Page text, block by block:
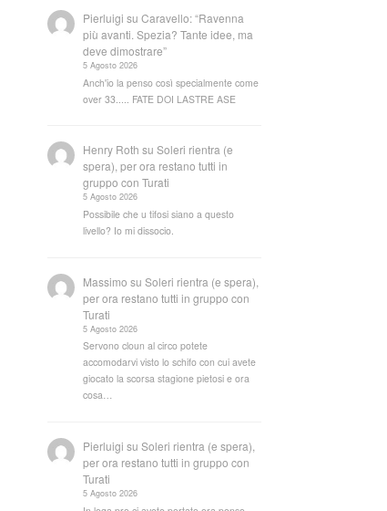
Pierluigi suCaravello: “Ravenna
più avanti. Spezia? Tante idee, ma
deve dimostrare”
5 Agosto 2026
Anch'io la penso così specialmente come
over 33..... FATE DOI LASTRE ASE
Henry Roth suSoleri rientra (e
spera), per ora restano tutti in
gruppo con Turati
5 Agosto 2026
Possibile che u tifosi siano a questo
livello? Io mi dissocio.
Massimo suSoleri rientra (e spera),
per ora restano tutti in gruppo con
Turati
5 Agosto 2026
Servono cloun al circo potete
accomodarvi visto lo schifo con cui avete
giocato la scorsa stagione pietosi e ora
cosa…
Pierluigi suSoleri rientra (e spera),
per ora restano tutti in gruppo con
Turati
5 Agosto 2026